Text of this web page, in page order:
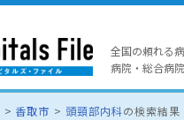
全国の頼れる
病院・総合病
香取市 頭頸部内科の検索結果